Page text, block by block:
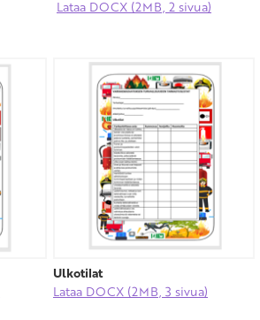
Lataa DOCX (2MB, 2 sivua)
Ulkotilat
Lataa DOCX (2MB, 3 sivua)